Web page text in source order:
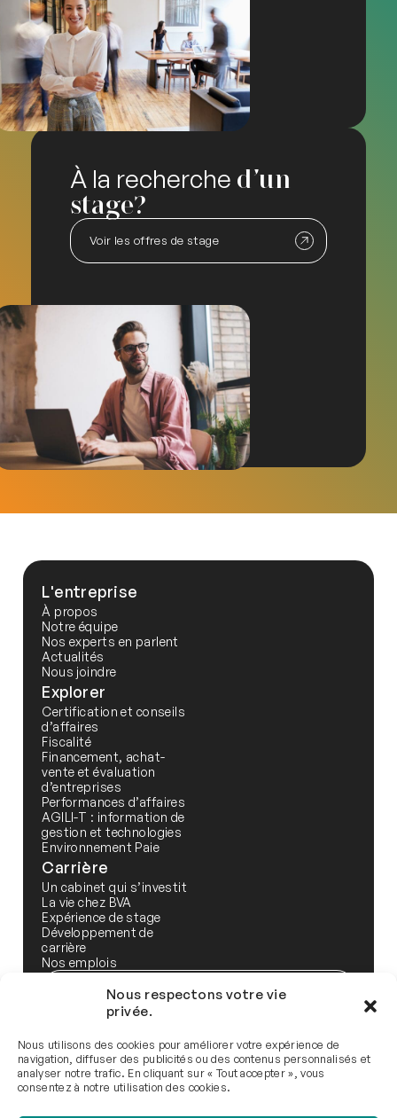
Nous respectons votre vie
privée.
Nous utilisons des cookies pour améliorer votre expérience de
navigation, diffuser des publicités ou des contenus personnalisés et
analyser notre trafic. En cliquant sur « Tout accepter », vous
consentez à notre utilisation des cookies.
À la recherche d’un
stage?
Voir les offres de stage
L'entreprise
À propos
Notre équipe
Nos experts en parlent
Actualités
Nous joindre
Explorer
Certification et conseils
d’affaires
Fiscalité
Financement, achat-
vente et évaluation
d’entreprises
Performances d’affaires
AGILI-T : information de
gestion et technologies
Environnement Paie
Carrière
Un cabinet qui s’investit
La vie chez BVA
Expérience de stage
Développement de
carrière
Nos emplois
BVA Santé
Infolettre